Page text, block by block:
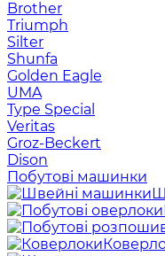
Brother
Triumph
Silter
Shunfa
Golden Eagle
UMA
Type Special
Veritas
Groz-Beckert
Dison
Побутові машинки